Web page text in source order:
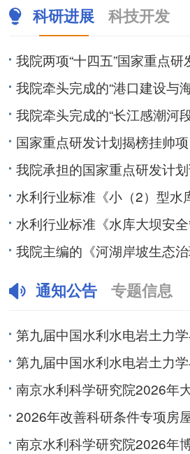
科研进展 科技开发
通知公告 专题信息